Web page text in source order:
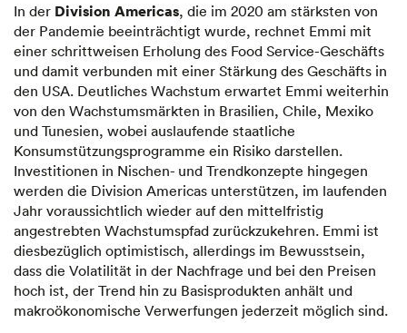
In der Division Americas, die im 2020 am stärksten von
der Pandemie beeinträchtigt wurde, rechnet Emmi mit
einer schrittweisen Erholung des Food Service-Geschäfts
und damit verbunden mit einer Stärkung des Geschäfts in
den USA. Deutliches Wachstum erwartet Emmi weiterhin
von den Wachstumsmärkten in Brasilien, Chile, Mexiko
und Tunesien, wobei auslaufende staatliche
Konsumstützungsprogramme ein Risiko darstellen.
Investitionen in Nischen- und Trendkonzepte hingegen
werden die Division Americas unterstützen, im laufenden
Jahr voraussichtlich wieder auf den mittelfristig
angestrebten Wachstumspfad zurückzukehren. Emmi ist
diesbezüglich optimistisch, allerdings im Bewusstsein,
dass die Volatilität in der Nachfrage und bei den Preisen
hoch ist, der Trend hin zu Basisprodukten anhält und
makroökonomische Verwerfungen jederzeit möglich sind.